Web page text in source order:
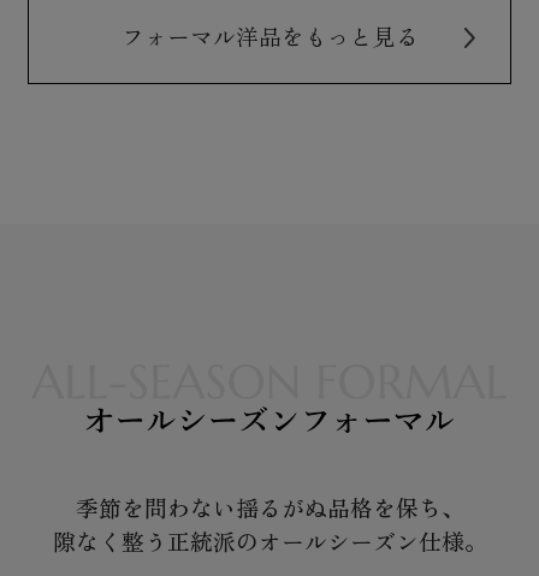
フォーマル洋品をもっと見る
季節を問わない揺るがぬ品格を保ち、
隙なく整う正統派のオールシーズン仕様。